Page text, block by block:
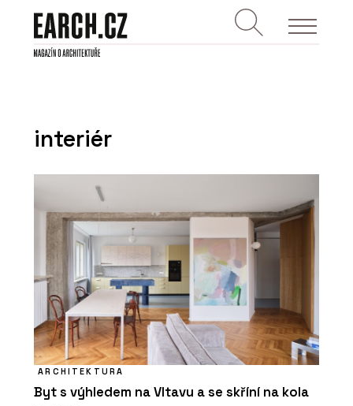
interiér
ARCHITEKTURA
Byt s výhledem na Vltavu a se skříní na kola